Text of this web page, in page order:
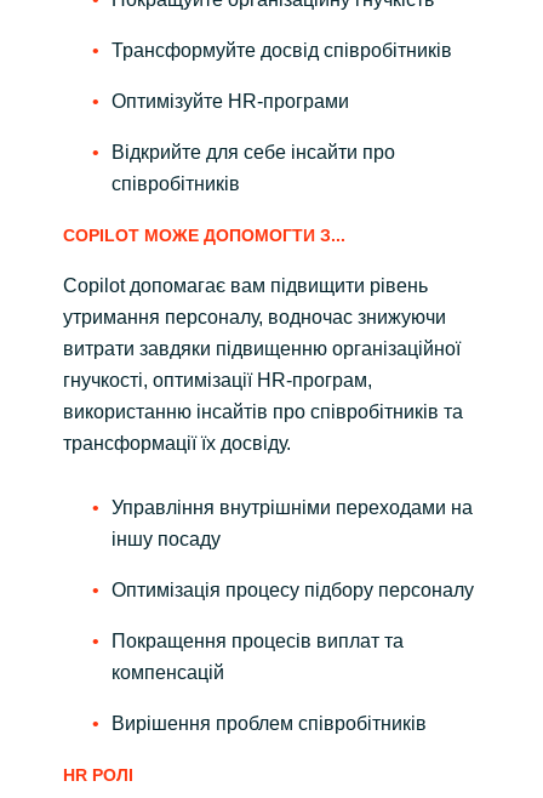
Трансформуйте досвід співробітників
Оптимізуйте HR-програми
Відкрийте для себе інсайти про
співробітників
COPILOT МОЖЕ ДОПОМОГТИ З...
Copilot допомагає вам підвищити рівень
утримання персоналу, водночас знижуючи
витрати завдяки підвищенню організаційної
гнучкості, оптимізації HR-програм,
використанню інсайтів про співробітників та
трансформації їх досвіду.
Управління внутрішніми переходами на
іншу посаду
Оптимізація процесу підбору персоналу
Покращення процесів виплат та
компенсацій
Вирішення проблем співробітників
HR РОЛІ